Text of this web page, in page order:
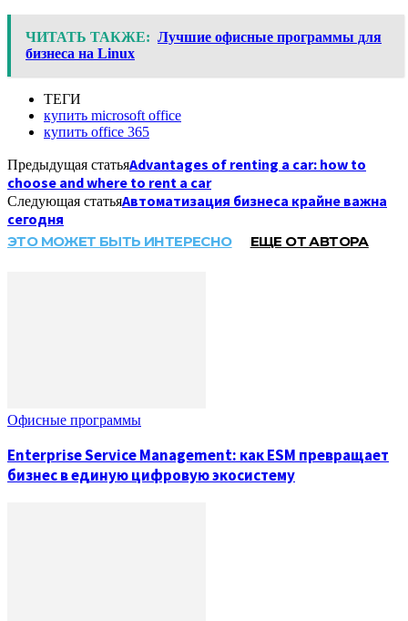
ЧИТАТЬ ТАКЖЕ: Лучшие офисные программы для
бизнеса на Linux
ТЕГИ
купить microsoft office
купить office 365
Предыдущая статьяAdvantages of renting a car: how to
choose and where to rent a car
Следующая статьяАвтоматизация бизнеса крайне важна
сегодня
ЭТО МОЖЕТ БЫТЬ ИНТЕРЕСНО ЕЩЕ ОТ АВТОРА
Офисные программы
Enterprise Service Management: как ESM превращает
бизнес в единую цифровую экосистему